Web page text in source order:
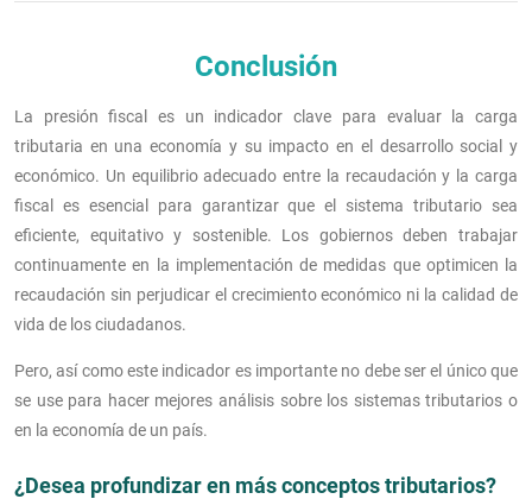
Conclusión
La presión fiscal es un indicador clave para evaluar la carga
tributaria en una economía y su impacto en el desarrollo social y
económico. Un equilibrio adecuado entre la recaudación y la carga
fiscal es esencial para garantizar que el sistema tributario sea
eficiente, equitativo y sostenible. Los gobiernos deben trabajar
continuamente en la implementación de medidas que optimicen la
recaudación sin perjudicar el crecimiento económico ni la calidad de
vida de los ciudadanos.
Pero, así como este indicador es importante no debe ser el único que
se use para hacer mejores análisis sobre los sistemas tributarios o
en la economía de un país.
¿Desea profundizar en más conceptos tributarios?